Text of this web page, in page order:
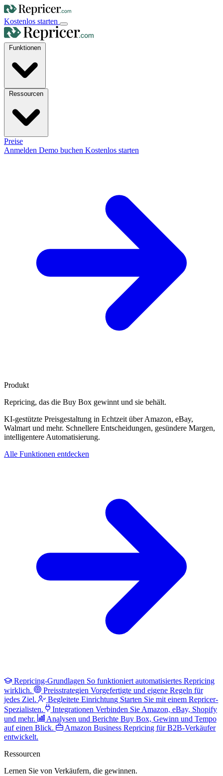
Kostenlos starten
Preise
Anmelden Demo buchen Kostenlos starten
Produkt
Repricing, das die Buy Box gewinnt und sie behält.
KI-gestützte Preisgestaltung in Echtzeit über Amazon, eBay,
Walmart und mehr. Schnellere Entscheidungen, gesündere Margen,
intelligentere Automatisierung.
Alle Funktionen entdecken
Repricing-Grundlagen So funktioniert automatisiertes Repricing
wirklich.
Preisstrategien Vorgefertigte und eigene Regeln für
jedes Ziel.
Begleitete Einrichtung Starten Sie mit einem Repricer-
Spezialisten.
Integrationen Verbinden Sie Amazon, eBay, Shopify
und mehr.
Analysen und Berichte Buy Box, Gewinn und Tempo
auf einen Blick.
Amazon Business Repricing für B2B-Verkäufer
entwickelt.
Ressourcen
Lernen Sie von Verkäufern, die gewinnen.